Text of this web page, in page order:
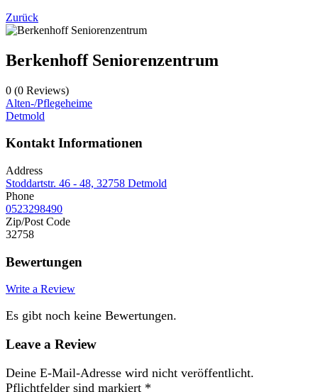
Zurück
Berkenhoff Seniorenzentrum
0 (0 Reviews)
Alten-/Pflegeheime
Detmold
Kontakt Informationen
Address
Stoddartstr. 46 - 48, 32758 Detmold
Phone
0523298490
Zip/Post Code
32758
Bewertungen
Write a Review
Es gibt noch keine Bewertungen.
Leave a Review
Deine E-Mail-Adresse wird nicht veröffentlicht.
Pflichtfelder sind markiert *